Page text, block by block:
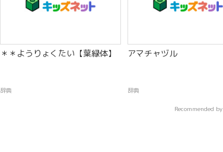
＊＊ようりょくたい【葉緑体】
辞典
アマチャヅル
辞典
Recommended by